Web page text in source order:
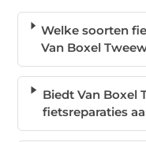
Welke soorten
Van Boxel
Biedt Van Boxel
fietsreparaties